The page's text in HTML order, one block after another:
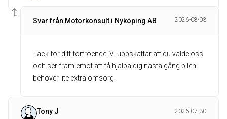
Svar från Motorkonsult i Nyköping AB 2026-08-03
Tack för ditt förtroende! Vi uppskattar att du valde oss
och ser fram emot att få hjälpa dig nästa gång bilen
behöver lite extra omsorg.
Tony J 2026-07-30